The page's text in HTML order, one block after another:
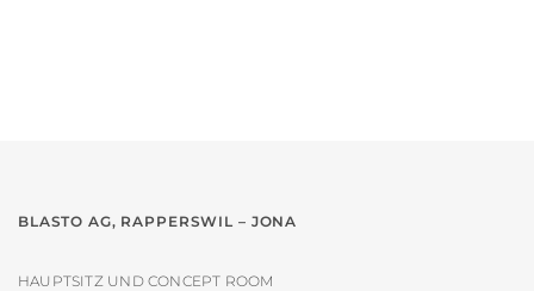
BLASTO AG, RAPPERSWIL – JONA
HAUPTSITZ UND CONCEPT ROOM